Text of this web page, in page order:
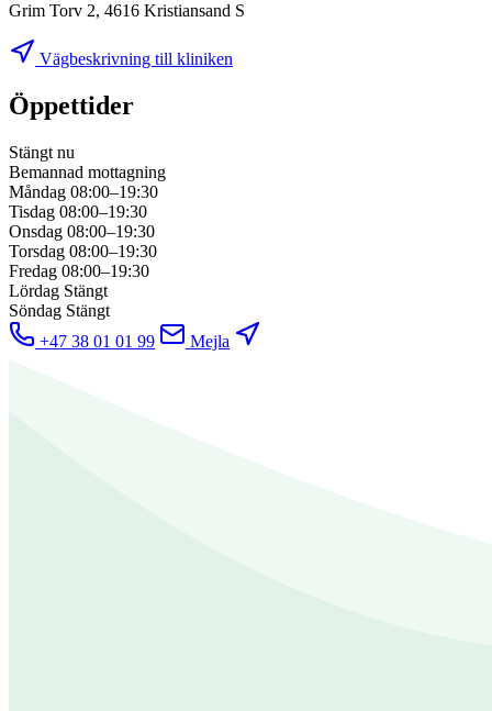
Grim Torv 2, 4616 Kristiansand S
Vägbeskrivning till kliniken
Öppettider
Stängt nu
Bemannad mottagning
Måndag 08:00–19:30
Tisdag 08:00–19:30
Onsdag 08:00–19:30
Torsdag 08:00–19:30
Fredag 08:00–19:30
Lördag Stängt
Söndag Stängt
+47 38 01 01 99
Mejla